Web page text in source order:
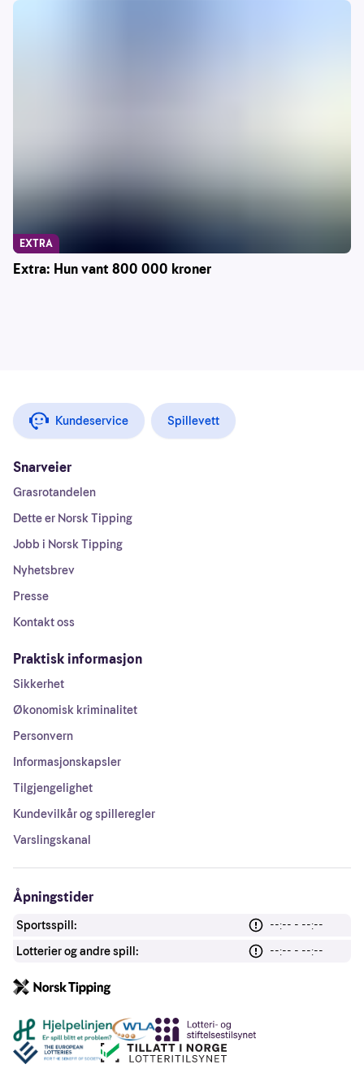
Extra: Hun vant 800 000 kroner
EXTRA
Kundeservice Spillevett
Snarveier
Grasrotandelen
Dette er Norsk Tipping
Jobb i Norsk Tipping
Nyhetsbrev
Presse
Kontakt oss
Praktisk informasjon
Sikkerhet
Økonomisk kriminalitet
Personvern
Informasjonskapsler
Tilgjengelighet
Kundevilkår og spilleregler
Varslingskanal
Åpningstider
Sportsspill:
--:-- - --:--
Lotterier og andre spill:
--:-- - --:--
Andre lenker